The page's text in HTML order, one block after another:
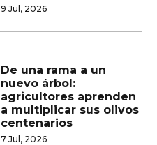
9 Jul, 2026
De una rama a un
nuevo árbol:
agricultores aprenden
a multiplicar sus olivos
centenarios
7 Jul, 2026